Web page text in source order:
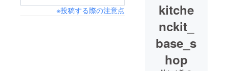
※投稿する際の注意点
kitche
nckit_
base_s
hop